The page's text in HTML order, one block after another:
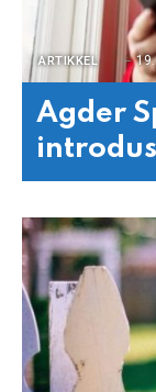
ARTIKKEL
Agder